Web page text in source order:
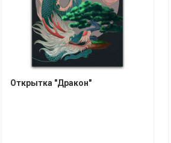
Открытка "Дракон"